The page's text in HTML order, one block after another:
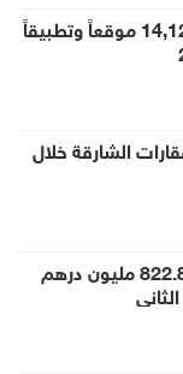
"وزارة الاقتصاد": حجب 14,122 موقعاً وتطبيقاً
الشارقة خلال
"سيراميك رأس الخيمة": 822.8 مليون درهم